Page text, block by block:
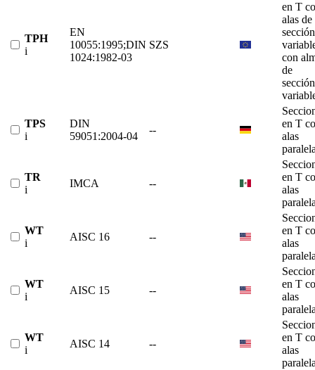
TPH
i
EN
10055:1995;DIN
1024:1982-03
SZS
en T
alas de
sección
con
de
sección
TPS
i
DIN
59051:2004-04
--
en T
alas
TR
i
IMCA --
en T
alas
WT
i
AISC 16 --
en T
alas
WT
i
AISC 15 --
en T
alas
WT
i
AISC 14 --
en T
alas